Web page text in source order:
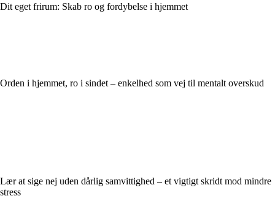
Dit eget frirum: Skab ro og fordybelse i hjemmet
Orden i hjemmet, ro i sindet – enkelhed som vej til mentalt overskud
Lær at sige nej uden dårlig samvittighed – et vigtigt skridt mod mindre
stress